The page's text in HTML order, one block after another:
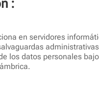
:
en servidores
los datos personales